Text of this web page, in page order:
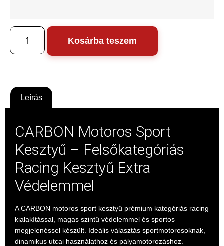
Kosárba teszem
Leírás
CARBON Motoros Sport
Kesztyű – Felsőkategóriás
Racing Kesztyű Extra
Védelemmel
A CARBON motoros sport kesztyű prémium kategóriás racing
kialakítással, magas szintű védelemmel és sportos
megjelenéssel készült. Ideális választás sportmotorosoknak,
dinamikus utcai használathoz és pályamotorozáshoz.